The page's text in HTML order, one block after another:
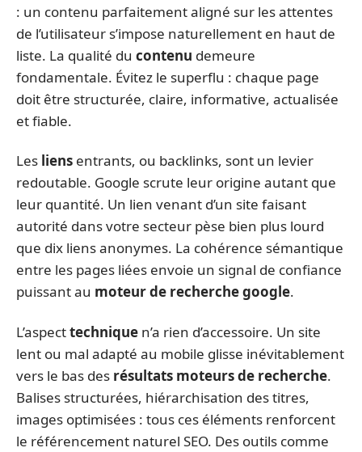
: un contenu parfaitement aligné sur les attentes
de l’utilisateur s’impose naturellement en haut de
liste. La qualité du contenu demeure
fondamentale. Évitez le superflu : chaque page
doit être structurée, claire, informative, actualisée
et fiable.
Les liens entrants, ou backlinks, sont un levier
redoutable. Google scrute leur origine autant que
leur quantité. Un lien venant d’un site faisant
autorité dans votre secteur pèse bien plus lourd
que dix liens anonymes. La cohérence sémantique
entre les pages liées envoie un signal de confiance
puissant au moteur de recherche google.
L’aspecttechnique n’a rien d’accessoire. Un site
lent ou mal adapté au mobile glisse inévitablement
vers le bas des résultats moteurs de recherche.
Balises structurées, hiérarchisation des titres,
images optimisées : tous ces éléments renforcent
le référencement naturel SEO. Des outils comme